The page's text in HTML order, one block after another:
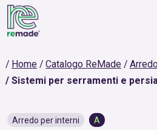
Home Catalogo ReMade
Sistemi per serramenti e
Arredo per interni A